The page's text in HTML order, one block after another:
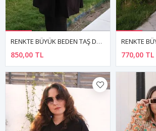
RENKTE BÜYÜK BEDEN TAŞ DETAY SİYAH CEKET
850,00 TL 770,00 TL